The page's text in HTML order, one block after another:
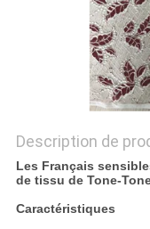
Description de
Les Français
de tissu de Tone-
Caractéristiques